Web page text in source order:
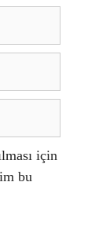
için
bu